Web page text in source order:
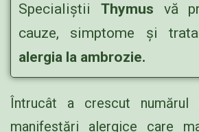
Specialiștii Thymus vă
cauze, simptome și
alergia la ambrozie.
Întrucât a crescut
manifestări alergice care